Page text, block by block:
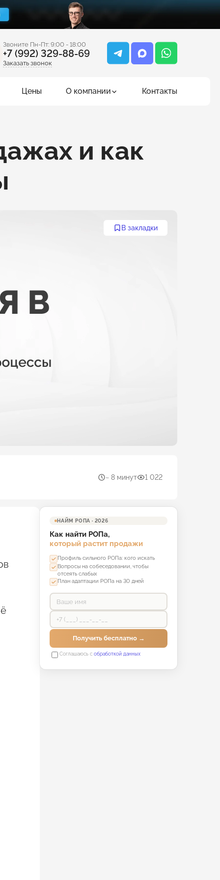
Звоните Пн-Пт: 9:00 - 18:00
+7 (992) 329-88-69
Заказать звонок
Цены О компании Контакты
и как
В закладки
~ 8 минут 1 022
НАЙМ РОПА · 2026
Как найти РОПа,
который растит продажи
Профиль сильного РОПа: кого искать
Вопросы на собеседовании, чтобы
отсеять слабых
План адаптации РОПа на 30 дней
Получить бесплатно →
Соглашаюсь с обработкой данных